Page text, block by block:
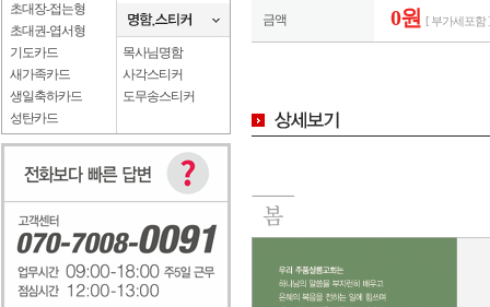
초대장-접는형
초대권-엽서형
기도카드
새가족카드
생일축하카드
성탄카드
목사님명함
사각스티커
도무송스티커
금액 0원 [ 부가세포함 ]